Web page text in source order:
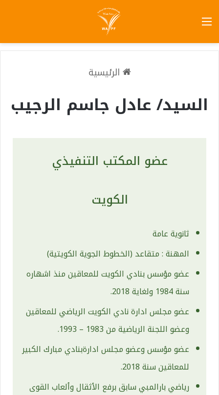
الرئيسية
السيد/ عادل جاسم الرجيب
عضو المكتب التنفيذي
الكويت
ثانوية عامة
المهنة : متقاعد (الخطوط الجوية الكويتية)
عضو مؤسس بنادي الكويت للمعاقين منذ اشهاره
سنة 1984 ولغاية 2018.
عضو مجلس ادارة نادي الكويت الرياضي للمعاقين
وعضو اللجنة الرياضية من 1983 – 1993.
عضو مؤسس وعضو مجلس ادارةبنادي مبارك الكبير
للمعاقين سنة 2018.
رياضي بارالمبي سابق برفع الأثقال وألعاب القوى